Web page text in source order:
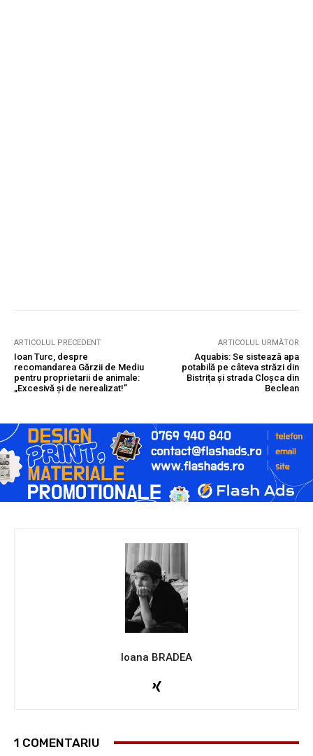
ARTICOLUL PRECEDENT
Ioan Turc, despre
recomandarea Gărzii de Mediu
pentru proprietarii de animale:
„Excesivă și de nerealizat!”
ARTICOLUL URMĂTOR
Aquabis: Se sistează apa
potabilă pe câteva străzi din
Bistrița și strada Cloșca din
Beclean
Ioana BRADEA
1 COMENTARIU